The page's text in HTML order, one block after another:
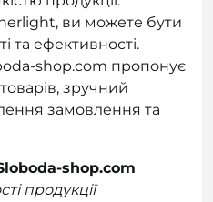
ви можете бути
та ефективності.
shop.com пропонує
зручний
замовлення та
shop.com
продукції